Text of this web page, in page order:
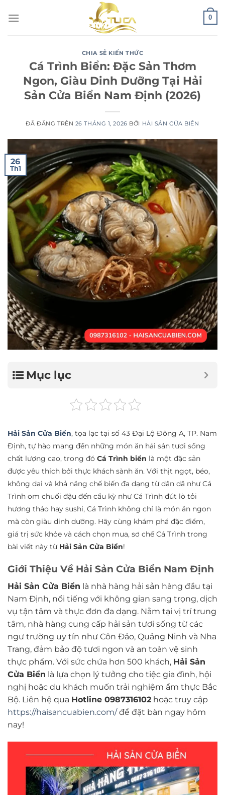
đến
0
CHIA SẺ KIẾN THỨC
Cá Trình Biển: Đặc Sản Thơm
Ngon, Giàu Dinh Dưỡng Tại Hải
Sản Cửa Biển Nam Định (2026)
ĐÃ ĐĂNG TRÊN 26 THÁNG 1, 2026 BỞI HẢI SẢN CỬA BIỂN
26
Th1
Mục lục
Hải Sản Cửa Biển, tọa lạc tại số 43 Đại Lộ Đông A, TP. Nam
Định, tự hào mang đến những món ăn hải sản tươi sống
chất lượng cao, trong đó Cá Trình biển là một đặc sản
được yêu thích bởi thực khách sành ăn. Với thịt ngọt, béo,
không dai và khả năng chế biến đa dạng từ dân dã như Cá
Trình om chuối đậu đến cầu kỳ như Cá Trình đút lò tỏi
hương thảo hay sushi, Cá Trình không chỉ là món ăn ngon
mà còn giàu dinh dưỡng. Hãy cùng khám phá đặc điểm,
giá trị sức khỏe và cách chọn mua, sơ chế Cá Trình trong
bài viết này từ Hải Sản Cửa Biển!
Giới Thiệu Về Hải Sản Cửa Biển Nam Định
Hải Sản Cửa Biển là nhà hàng hải sản hàng đầu tại
Nam Định, nổi tiếng với không gian sang trọng, dịch
vụ tận tâm và thực đơn đa dạng. Nằm tại vị trí trung
tâm, nhà hàng cung cấp hải sản tươi sống từ các
ngư trường uy tín như Côn Đảo, Quảng Ninh và Nha
Trang, đảm bảo độ tươi ngon và an toàn vệ sinh
thực phẩm. Với sức chứa hơn 500 khách, Hải Sản
Cửa Biển là lựa chọn lý tưởng cho tiệc gia đình, hội
nghị hoặc du khách muốn trải nghiệm ẩm thực Bắc
Bộ. Liên hệ qua Hotline 0987316102 hoặc truy cập
https://haisancuabien.com/để đặt bàn ngay hôm
nay!